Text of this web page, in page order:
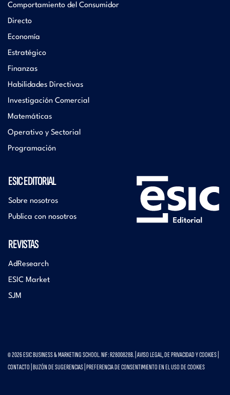
Comportamiento del Consumidor
Directo
Economía
Estratégico
Finanzas
Habilidades Directivas
Investigación Comercial
Matemáticas
Operativo y Sectorial
Programación
ESIC EDITORIAL
Sobre nosotros
Publica con nosotros
REVISTAS
AdResearch
ESIC Market
SJM
© 2026 ESIC BUSINESS & MARKETING SCHOOL. NIF: R2800828B. | AVISO LEGAL, DE PRIVACIDAD Y COOKIES
CONTACTO BUZÓN DE SUGERENCIAS PREFERENCIA DE CONSENTIMIENTO EN EL USO DE COOKIES